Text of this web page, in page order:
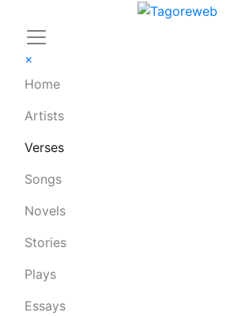
×
Home
Artists
Verses
Songs
Novels
Stories
Plays
Essays